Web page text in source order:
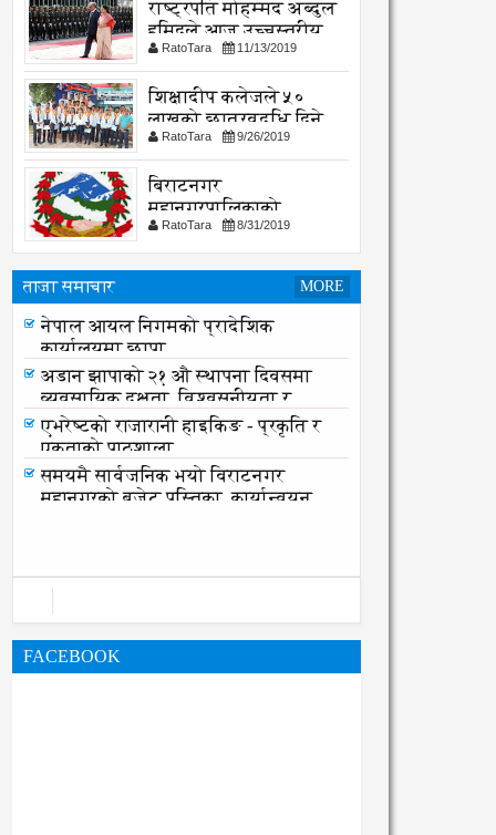
राष्ट्रपति मोहम्मद अब्दुल
हमिदले आज उच्चस्तरीय
भेटवार्ता गर्नु हुदै,
RatoTara 11/13/2019
शिक्षादीप कलेजले ५०
लाखको छात्रवृद्धि दिने
घोषणा
RatoTara 9/26/2019
बिराटनगर
महानगरपालिकाको
सार्वजनिक -सुचना
RatoTara 8/31/2019
ताजा समाचार MORE
लागू औषध नियन्त्रणमा विद्यालय स्तरबाटै
अभियान शुरु
नेपाल आयल निगमको प्रादेशिक
कार्यालयमा छापा
अडान झापाको २१ औ स्थापना दिवसमा
व्यवसायिक दक्षता, विश्वसनीयता र
गुणस्तरमा जोड
एभरेष्टको राजारानी हाइकिङ - प्रकृति र
एकताको पाठशाला
समयमै सार्वजनिक भयो विराटनगर
महानगरको बजेट पुस्तिका, कार्यान्वयन
FACEBOOK